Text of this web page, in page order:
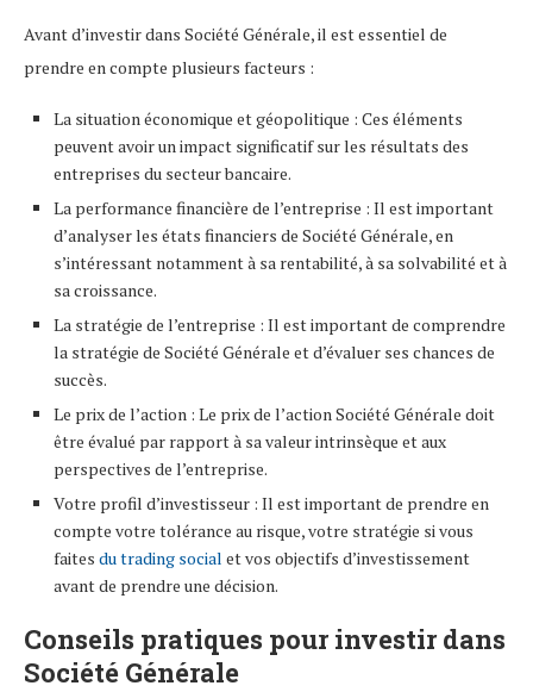
Avant d’investir dans Société Générale, il est essentiel de
prendre en compte plusieurs facteurs :
La situation économique et géopolitique : Ces éléments
peuvent avoir un impact significatif sur les résultats des
entreprises du secteur bancaire.
La performance financière de l’entreprise : Il est important
d’analyser les états financiers de Société Générale, en
s’intéressant notamment à sa rentabilité, à sa solvabilité et à
sa croissance.
La stratégie de l’entreprise : Il est important de comprendre
la stratégie de Société Générale et d’évaluer ses chances de
succès.
Le prix de l’action : Le prix de l’action Société Générale doit
être évalué par rapport à sa valeur intrinsèque et aux
perspectives de l’entreprise.
Votre profil d’investisseur : Il est important de prendre en
compte votre tolérance au risque, votre stratégie si vous
faites du trading social et vos objectifs d’investissement
avant de prendre une décision.
Conseils pratiques pour investir dans
Société Générale